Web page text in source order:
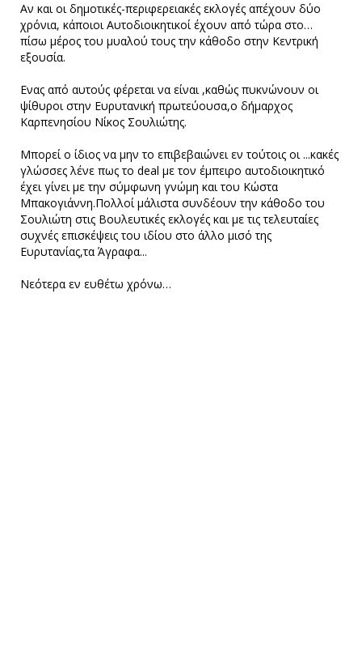
Αν και οι δηµοτικές-περιφερειακές εκλογές απέχουν δύο
χρόνια, κάποιοι Αυτοδιοικητικοί έχουν από τώρα στο…
πίσω µέρος του µυαλού τους την κάθοδο στην Κεντρική
εξουσία.
Ενας από αυτούς φέρεται να είναι ,καθώς πυκνώνουν οι
ψίθυροι στην Ευρυτανική πρωτεύουσα,ο δήμαρχος
Καρπενησίου Νίκος Σουλιώτης.
Μπορεί ο ίδιος να μην το επιβεβαιώνει εν τούτοις οι ...κακές
γλώσσες λένε πως το deal με τον έμπειρο αυτοδιοικητικό
έχει γίνει με την σύμφωνη γνώμη και του Κώστα
Μπακογιάννη.Πολλοί μάλιστα συνδέουν την κάθοδο του
Σουλιώτη στις Βουλευτικές εκλογές και με τις τελευταίες
συχνές επισκέψεις του ιδίου στο άλλο μισό της
Ευρυτανίας,τα Άγραφα...
Νεότερα εν ευθέτω χρόνω…